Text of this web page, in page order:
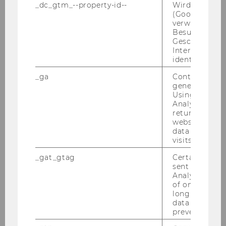
Bewerbung für das Master ExInt-
Programm noch bis 30. Juni möglich
In­ter­es­se am Mas­ter­stu­di­um im Be­reich
Export-​ und In­ter­na­tio­na­li­sie­rungs­ma­nage­
ment? Die Be­wer­bungs­frist für den Stu­di­en­be­
ginn im WS 2022/23 wurde bis 30. Juni 2022
_dc_gtm_--property-id--
Wird von
(Google Tag
verwendet,
Besucher
Geschlecht
Interessen zu
identifizieren.
_ga
Contains a
generated
Using this
Analytics can
returning
website and
data from
visits.
_gat_gtag
Certain data
sent to
Analytics a
of once per
long as it is
data
prevented.